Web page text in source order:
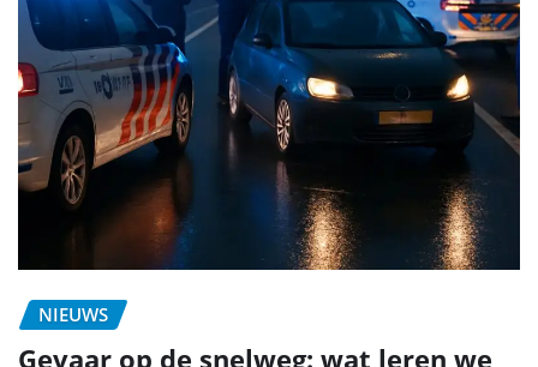
NIEUWS
Gevaar op de snelweg: wat leren we